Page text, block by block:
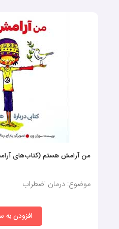
به علایق و سلیقه‌ی فرزندتان
علمی تخیلی، افسانه‌ها یا
کتاب‌هایی با موضوعات مورد
بیشتری آن‌ها را بخواند یا به
تبعیض یا محتویات نامناسب
باشند.
من آرامش هستم (کتاب‌های
موضوع: درمان اضطراب
افزودن به